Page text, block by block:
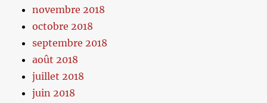
novembre 2018
octobre 2018
septembre 2018
août 2018
juillet 2018
juin 2018